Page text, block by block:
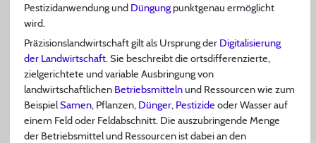
Pestizidanwendung und Düngungpunktgenau ermöglicht
wird.
Präzisionslandwirtschaft gilt als Ursprung der Digitalisierung
der Landwirtschaft. Sie beschreibt die ortsdifferenzierte,
zielgerichtete und variable Ausbringung von
landwirtschaftlichen Betriebsmittelnund Ressourcen wie zum
BeispielSamen, Pflanzen, Dünger, Pestizide oder Wasser auf
einem Feld oder Feldabschnitt. Die auszubringende Menge
der Betriebsmittel und Ressourcen ist dabei an den